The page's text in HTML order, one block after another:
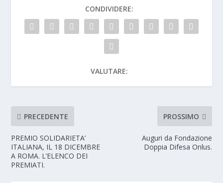
CONDIVIDERE:
VALUTARE:
PRECEDENTE
PREMIO SOLIDARIETA’
ITALIANA, IL 18 DICEMBRE
A ROMA. L’ELENCO DEI
PREMIATI.
PROSSIMO
Auguri da Fondazione
Doppia Difesa Onlus.